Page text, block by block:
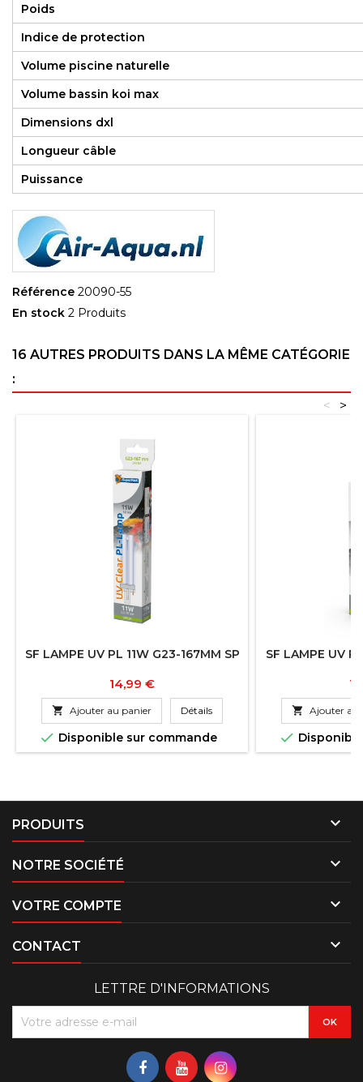
Poids
Indice de protection
Volume piscine naturelle
Volume bassin koi max
Dimensions dxl
Longueur câble
Puissance
Référence 20090-55
En stock 2 Produits
16 AUTRES PRODUITS DANS LA MÊME CATÉGORIE
:
>
<
SF LAMPE UV PL 11W G23-167MM SP
Prix
14,99 €
 Ajouter au panier Détails
 Disponible sur commande
SF LAMPE UV
 Ajouter au

PRODUITS 
NOTRE SOCIÉTÉ 
VOTRE COMPTE 
CONTACT 
LETTRE D'INFORMATIONS